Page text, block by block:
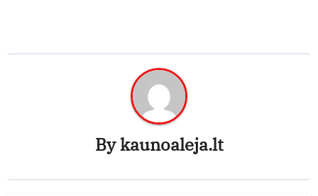
Bykaunoaleja.lt